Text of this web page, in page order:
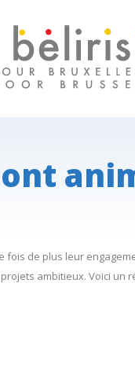
fois de plus leur
ambitieux. Voici un